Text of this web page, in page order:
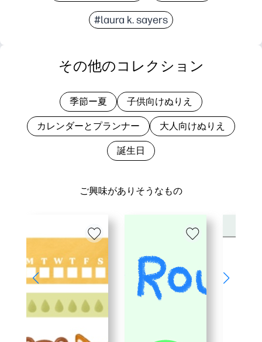
#laura k. sayers
ご興味がありそうなもの
その他のコレクション
季節ー夏 子供向けぬりえ
カレンダーとプランナー 大人向けぬりえ
誕生日